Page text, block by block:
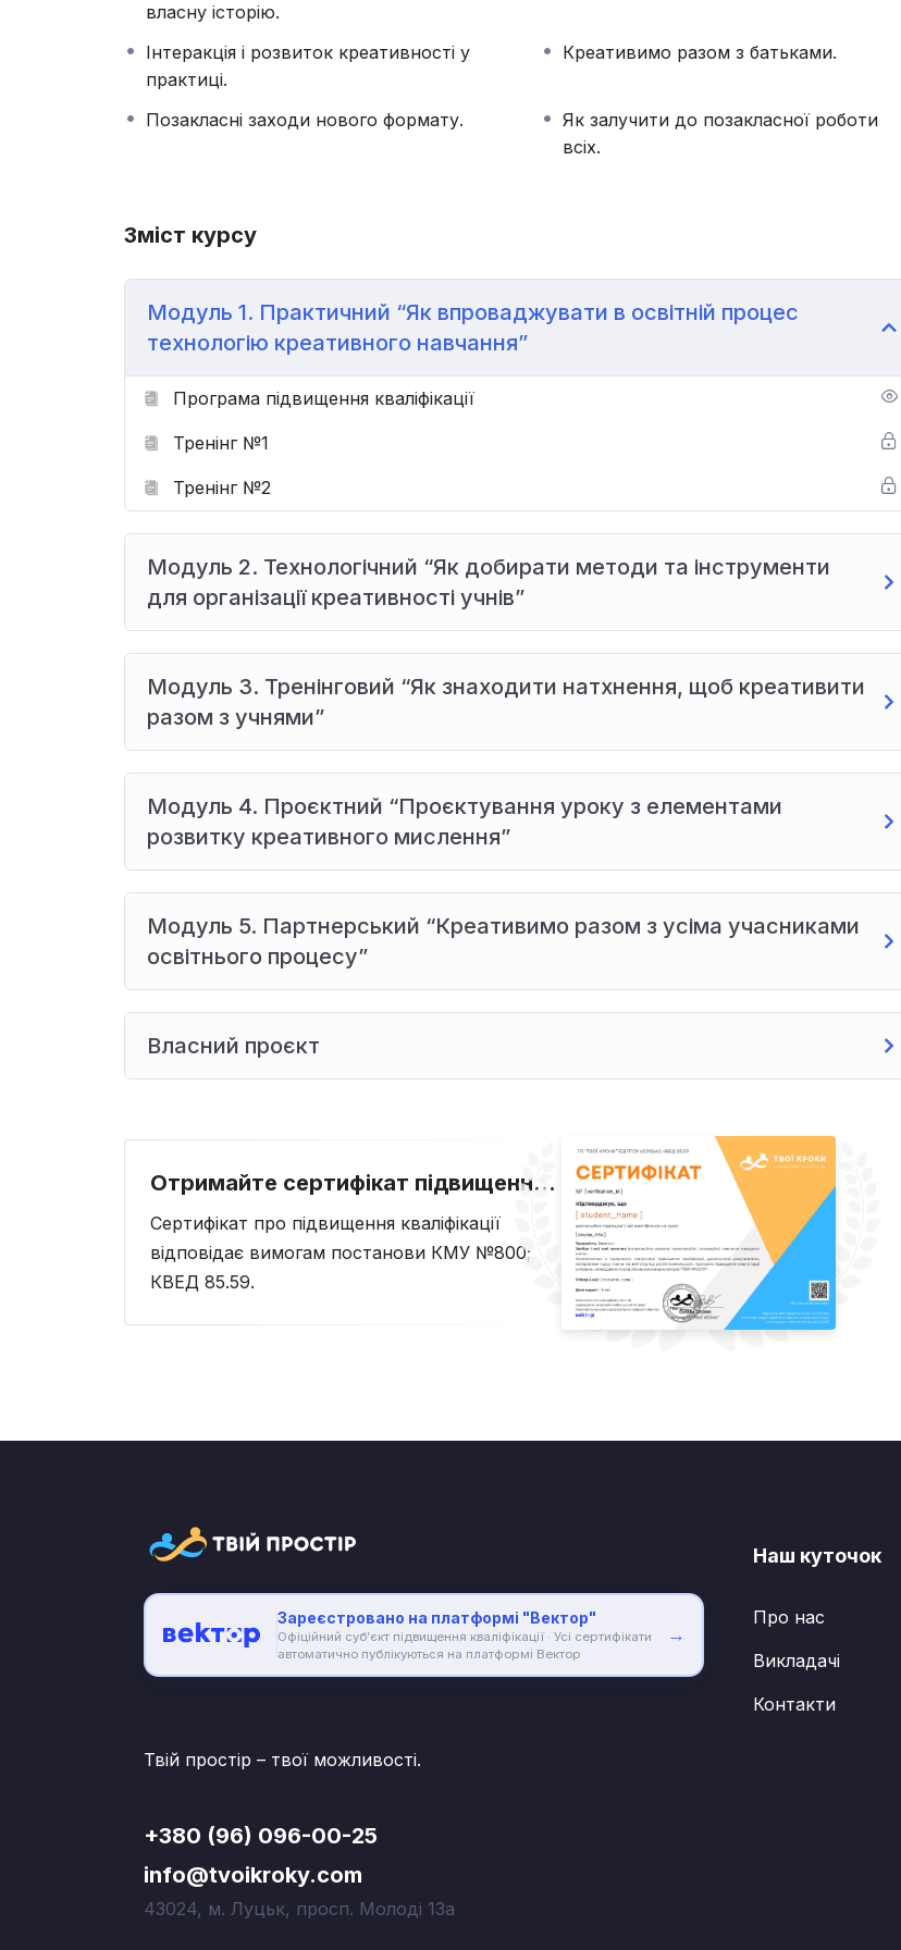
Обирати доцільні методи та прийоми розвитку креативного мислення.
Моделювати урок чи його елементи із застосуванням технологій креативного навчання.
власну історію.
Інтеракція і розвиток креативності у
практиці.
Креативимо разом з батьками.
Позакласні заходи нового формату.
Як залучити до позакласної роботи
всіх.
Зміст курсу
Модуль 1. Практичний “Як впроваджувати в освітній процес
технологію креативного навчання”
Програма підвищення кваліфікації
Тренінг №1
Тренінг №2
Модуль 2. Технологічний “Як добирати методи та інструменти
для організації креативності учнів”
Модуль 3. Тренінговий “Як знаходити натхнення, щоб креативити
разом з учнями”
Модуль 4. Проєктний “Проєктування уроку з елементами
розвитку креативного мислення”
Модуль 5. Партнерський “Креативимо разом з усіма учасниками
освітнього процесу”
Власний проєкт
Отримайте сертифікат підвищення кваліфікації
Сертифікат про підвищення кваліфікації
відповідає вимогам постанови КМУ №800;
КВЕД 85.59.
Зареєстровано на платформі "Вектор"
Офіційний суб’єкт підвищення кваліфікації · Усі сертифікати
автоматично публікуються на платформі Вектор
→
Твій простір – твої можливості.
+380 (96) 096-00-25
info@tvoikroky.com
43024, м. Луцьк, просп. Молоді 13а
Наш куточок
Про нас
Викладачі
Контакти